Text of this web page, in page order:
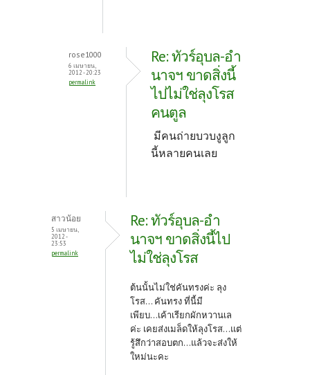
rose1000
6 เมษายน,
2012 - 20:23
permalink
Re: ทัวร์อุบล-อำ
นาจฯ ขาดสิ่งนี้
ไปไม่ใช่ลุงโรส
คนตูล
มีคนถ่ายบวบงูลูก
นี้หลายคนเลย
สาวน้อย
5 เมษายน,
2012 -
23:53
permalink
Re: ทัวร์อุบล-อำ
นาจฯ ขาดสิ่งนี้ไป
ไม่ใช่ลุงโรส
ต้นนั้นไม่ใช่คันทรงค่ะ ลุง
โรส... คันทรง ที่นี้มี
เพียบ...เค้าเรียกผักหวานเล
ค่ะ เคยส่งเมล็ดให้ลุงโรส...แต่
รู้สึกว่าสอบตก...แล้วจะส่งให้
ใหม่นะคะ